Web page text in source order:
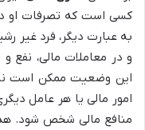
کسی است که تصرفات او
به عبارت دیگر، فرد غیر
و در معاملات مالی،
این وضعیت ممکن است
امور مالی یا هر عامل
منافع مالی شخص شود.